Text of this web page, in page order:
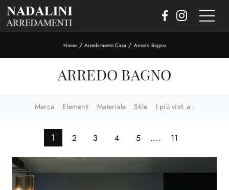
Home / Arredamento Casa / Arredo Bagno
ARREDO BAGNO
Marca Elementi Materiale Stile I più visti a :
1 2 3 4 5 .... 11